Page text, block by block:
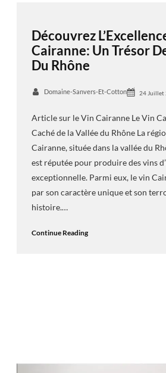
Découvrez
Cairanne: Un Trésor
Du Rhône
Domaine-Sanvers-Et-Cotton 24 Juillet
Article sur le Vin Cairanne Le Vin
Caché de la Vallée du Rhône La
Cairanne, située dans la vallée du
est réputée pour produire des vins
exceptionnelle. Parmi eux, le vin
par son caractère unique et son
histoire.…
Continue Reading